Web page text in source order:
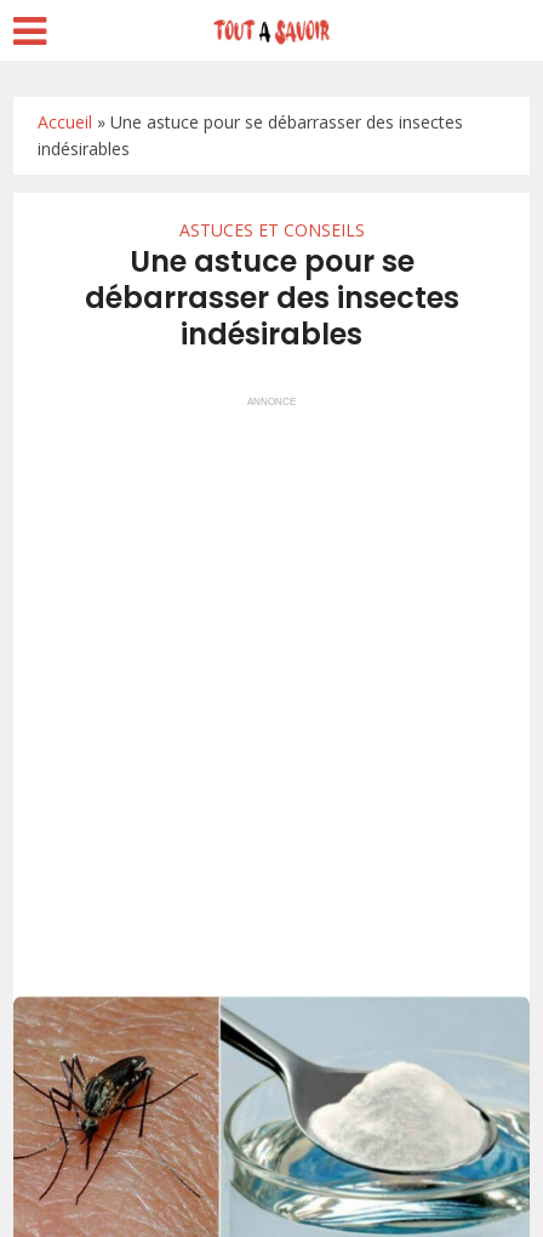
Accueil »Une astuce pour se débarrasser des insectes
indésirables
ASTUCES ET CONSEILS
Une astuce pour se
débarrasser des insectes
indésirables
ANNONCE